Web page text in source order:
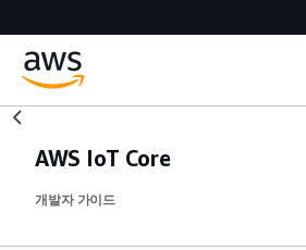
AWS IoT Core
개발자 가이드